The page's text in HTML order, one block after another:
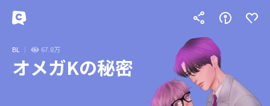
BL 67.8万
オメガKの秘密